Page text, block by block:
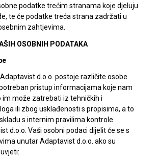
podatke trećim stranama koje djeluju
te će podatke treća strana zadržati u
zahtjevima.
OSOBNIH PODATAKA
d.o.o. postoje različite osobe
pristup informacijama koje nam
im može zatrebati iz tehničkih i
ili zbog usklađenosti s propisima, a to
s internim pravilima kontrole
d.o.o. Vaši osobni podaci dijelit će se s
unutar Adaptavist d.o.o. ako su